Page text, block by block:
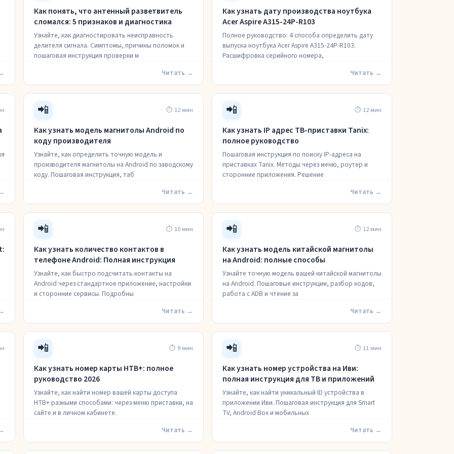
Как понять, что антенный разветвитель
сломался: 5 признаков и диагностика
Узнайте, как диагностировать неисправность
делителя сигнала. Симптомы, причины поломок и
пошаговая инструкция проверки м
Читать →
Как узнать дату производства ноутбука
Acer Aspire A315-24P-R103
Полное руководство: 4 способа определить дату
выпуска ноутбука Acer Aspire A315-24P-R103.
Расшифровка серийного номера,
Читать →
📲 ⏱ 12 мин
Как узнать модель магнитолы Android по
коду производителя
Узнайте, как определить точную модель и
производителя магнитолы на Android по заводскому
коду. Пошаговая инструкция, таб
Читать →
📲 ⏱ 12 мин
Как узнать IP адрес ТВ-приставки Tanix:
полное руководство
Пошаговая инструкция по поиску IP-адреса на
приставках Tanix. Методы через меню, роутер и
сторонние приложения. Решение
Читать →
📲 ⏱ 10 мин
Как узнать количество контактов в
телефоне Android: Полная инструкция
Узнайте, как быстро подсчитать контакты на
Android через стандартное приложение, настройки
и сторонние сервисы. Подробны
Читать →
📲 ⏱ 12 мин
Как узнать модель китайской магнитолы
на Android: полные способы
Узнайте точную модель вашей китайской магнитолы
на Android. Пошаговые инструкции, разбор кодов,
работа с ADB и чтение за
Читать →
📲 ⏱ 9 мин
Как узнать номер карты НТВ+: полное
руководство 2026
Узнайте, как найти номер вашей карты доступа
НТВ+ разными способами: через меню приставки, на
сайте и в личном кабинете.
Читать →
📲 ⏱ 11 мин
Как узнать номер устройства на Иви:
полная инструкция для ТВ и приложений
Узнайте, как найти уникальный ID устройства в
приложении Иви. Пошаговая инструкция для Smart
TV, Android Box и мобильных
Читать →